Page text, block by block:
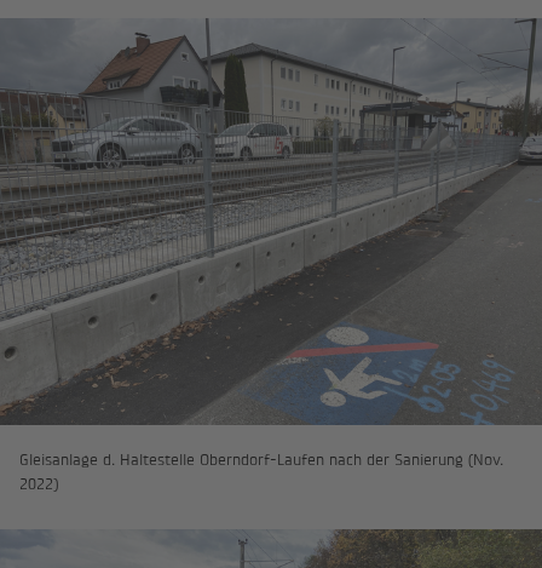
Gleisanlage d. Haltestelle Oberndorf-Laufen nach der Sanierung (Nov.
2022)